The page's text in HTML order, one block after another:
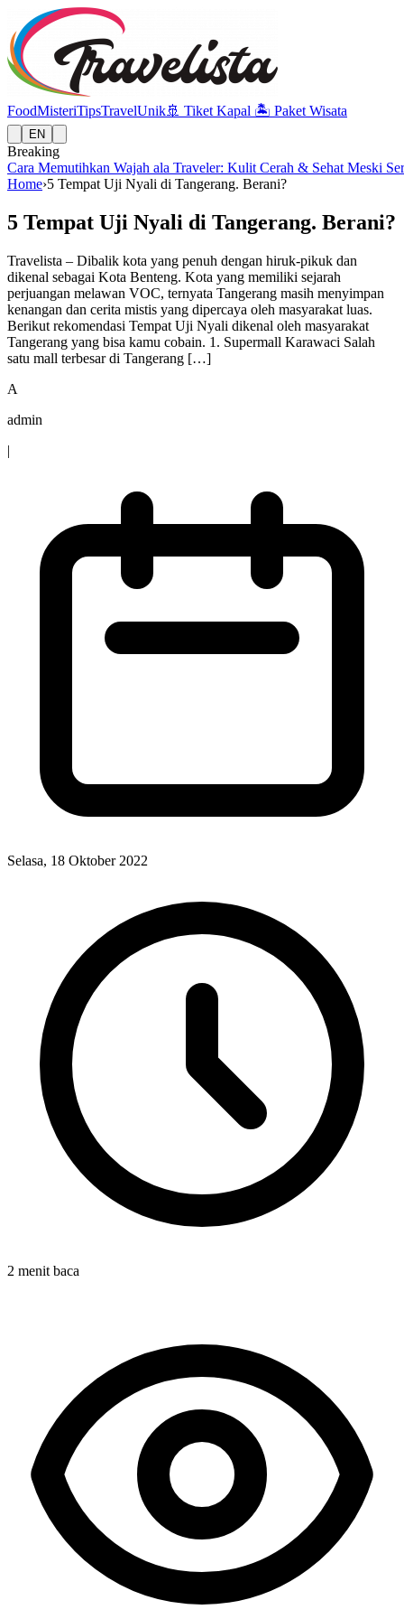
FoodMisteriTipsTravelUnik🚢 Tiket Kapal 🏝️ Paket Wisata
EN
Breaking
Cara Memutihkan Wajah ala Traveler: Kulit Cerah & Sehat Meski
Home›5 Tempat Uji Nyali di Tangerang. Berani?
5 Tempat Uji Nyali di Tangerang. Berani?
Travelista – Dibalik kota yang penuh dengan hiruk-pikuk dan
dikenal sebagai Kota Benteng. Kota yang memiliki sejarah
perjuangan melawan VOC, ternyata Tangerang masih menyimpan
kenangan dan cerita mistis yang dipercaya oleh masyarakat luas.
Berikut rekomendasi Tempat Uji Nyali dikenal oleh masyarakat
Tangerang yang bisa kamu cobain. 1. Supermall Karawaci Salah
satu mall terbesar di Tangerang […]
A
admin
|
Selasa, 18 Oktober 2022
2 menit baca